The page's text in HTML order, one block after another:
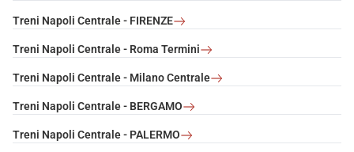
Treni Napoli Centrale - FIRENZE
Treni Napoli Centrale - Roma Termini
Treni Napoli Centrale - Milano Centrale
Treni Napoli Centrale - BERGAMO
Treni Napoli Centrale - PALERMO